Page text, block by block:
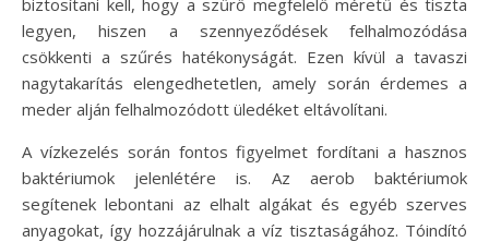
legyen, hiszen a szennyeződések felhalmozódása
csökkenti a szűrés hatékonyságát. Ezen kívül a tavaszi
nagytakarítás elengedhetetlen, amely során érdemes a
meder alján felhalmozódott üledéket eltávolítani.
A vízkezelés során fontos figyelmet fordítani a hasznos
baktériumok jelenlétére is. Az aerob baktériumok
segítenek lebontani az elhalt algákat és egyéb szerves
anyagokat, így hozzájárulnak a víz tisztaságához. Tóindító